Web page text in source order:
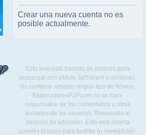
Crear una nueva cuenta no es
posible actualmente.
Esta web está basada en enlaces para
descargar con eMule, BitTorrent o similares.
No contiene alojado ningún tipo de fichero.
ExploradoresP2P.com no se hace
responsable de los comentarios u otras
acciones de los usuarios. Reservado el
derecho de admisión. Esta web inserta
cookies propias para facilitar tu navegación,